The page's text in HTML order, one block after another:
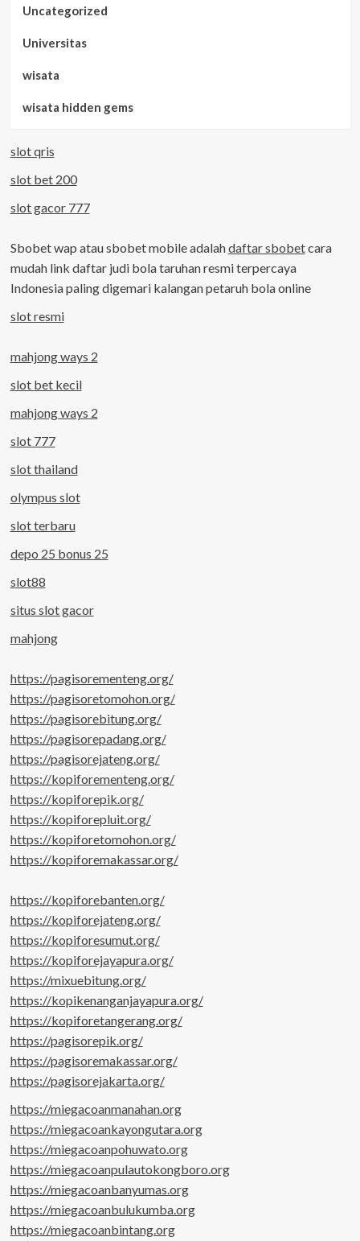
Uncategorized
Universitas
wisata
wisata hidden gems
slot qris
slot bet 200
slot gacor 777
Sbobet wap atau sbobet mobile adalahdaftar sbobetcara
mudah link daftar judi bola taruhan resmi terpercaya
Indonesia paling digemari kalangan petaruh bola online
slot resmi
mahjong ways 2
slot bet kecil
mahjong ways 2
slot 777
slot thailand
olympus slot
slot terbaru
depo 25 bonus 25
slot88
situs slot gacor
mahjong
https://pagisorementeng.org/
https://pagisoretomohon.org/
https://pagisorebitung.org/
https://pagisorepadang.org/
https://pagisorejateng.org/
https://kopiforementeng.org/
https://kopiforepik.org/
https://kopiforepluit.org/
https://kopiforetomohon.org/
https://kopiforemakassar.org/
https://kopiforebanten.org/
https://kopiforejateng.org/
https://kopiforesumut.org/
https://kopiforejayapura.org/
https://mixuebitung.org/
https://kopikenanganjayapura.org/
https://kopiforetangerang.org/
https://pagisorepik.org/
https://pagisoremakassar.org/
https://pagisorejakarta.org/
https://miegacoanmanahan.org
https://miegacoankayongutara.org
https://miegacoanpohuwato.org
https://miegacoanpulautokongboro.org
https://miegacoanbanyumas.org
https://miegacoanbulukumba.org
https://miegacoanbintang.org